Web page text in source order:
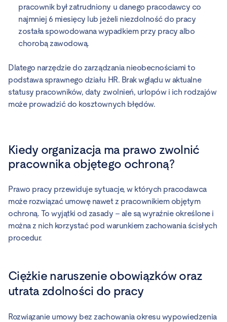
pracownik był zatrudniony u danego pracodawcy co
najmniej 6 miesięcy lub jeżeli niezdolność do pracy
została spowodowana wypadkiem przy pracy albo
chorobą zawodową.
Dlatego narzędzie do zarządzania nieobecnościami to
podstawa sprawnego działu HR. Brak wglądu w aktualne
statusy pracowników, daty zwolnień, urlopów i ich rodzajów
może prowadzić do kosztownych błędów.
Kiedy organizacja ma prawo zwolnić
pracownika objętego ochroną?
Prawo pracy przewiduje sytuacje, w których pracodawca
może rozwiązać umowę nawet z pracownikiem objętym
ochroną. To wyjątki od zasady – ale są wyraźnie określone i
można z nich korzystać pod warunkiem zachowania ścisłych
procedur.
Ciężkie naruszenie obowiązków oraz
utrata zdolności do pracy
Rozwiązanie umowy bez zachowania okresu wypowiedzenia